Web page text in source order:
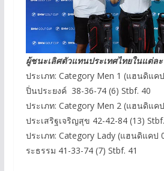
ผู้ชนะเลิศตัวแทนประเทศไทยในแต่ล
ประเภท: Category Men 1 (แฮนดิแค
ปิ่นประยงค์ 38-36-74 (6) Stbf. 40
ประเภท: Category Men 2 (แฮนดิแ
ประเสริฐเจริญสุข 42-42-84 (13)
ประเภท: Category Lady (แฮนดิแค
ระธรรม 41-33-74 (7) Stbf. 41